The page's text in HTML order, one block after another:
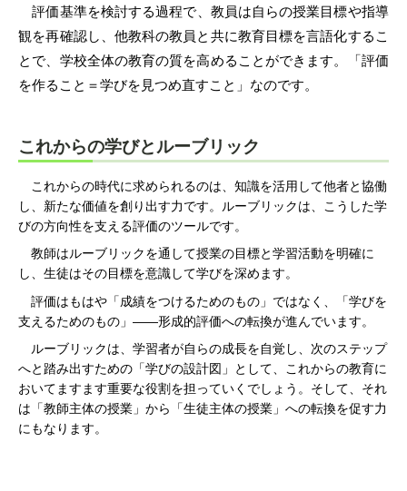
評価基準を検討する過程で、教員は自らの授業目標や指導
観を再確認し、他教科の教員と共に教育目標を言語化するこ
とで、学校全体の教育の質を高めることができます。「評価
を作ること＝学びを見つめ直すこと」なのです。
これからの学びとルーブリック
これからの時代に求められるのは、知識を活用して他者と協働
し、新たな価値を創り出す力です。ルーブリックは、こうした学
びの方向性を支える評価のツールです。
教師はルーブリックを通して授業の目標と学習活動を明確に
し、生徒はその目標を意識して学びを深めます。
評価はもはや「成績をつけるためのもの」ではなく、「学びを
支えるためのもの」――形成的評価への転換が進んでいます。
ルーブリックは、学習者が自らの成長を自覚し、次のステップ
へと踏み出すための「学びの設計図」として、これからの教育に
おいてますます重要な役割を担っていくでしょう。そして、それ
は「教師主体の授業」から「生徒主体の授業」への転換を促す力
にもなります。